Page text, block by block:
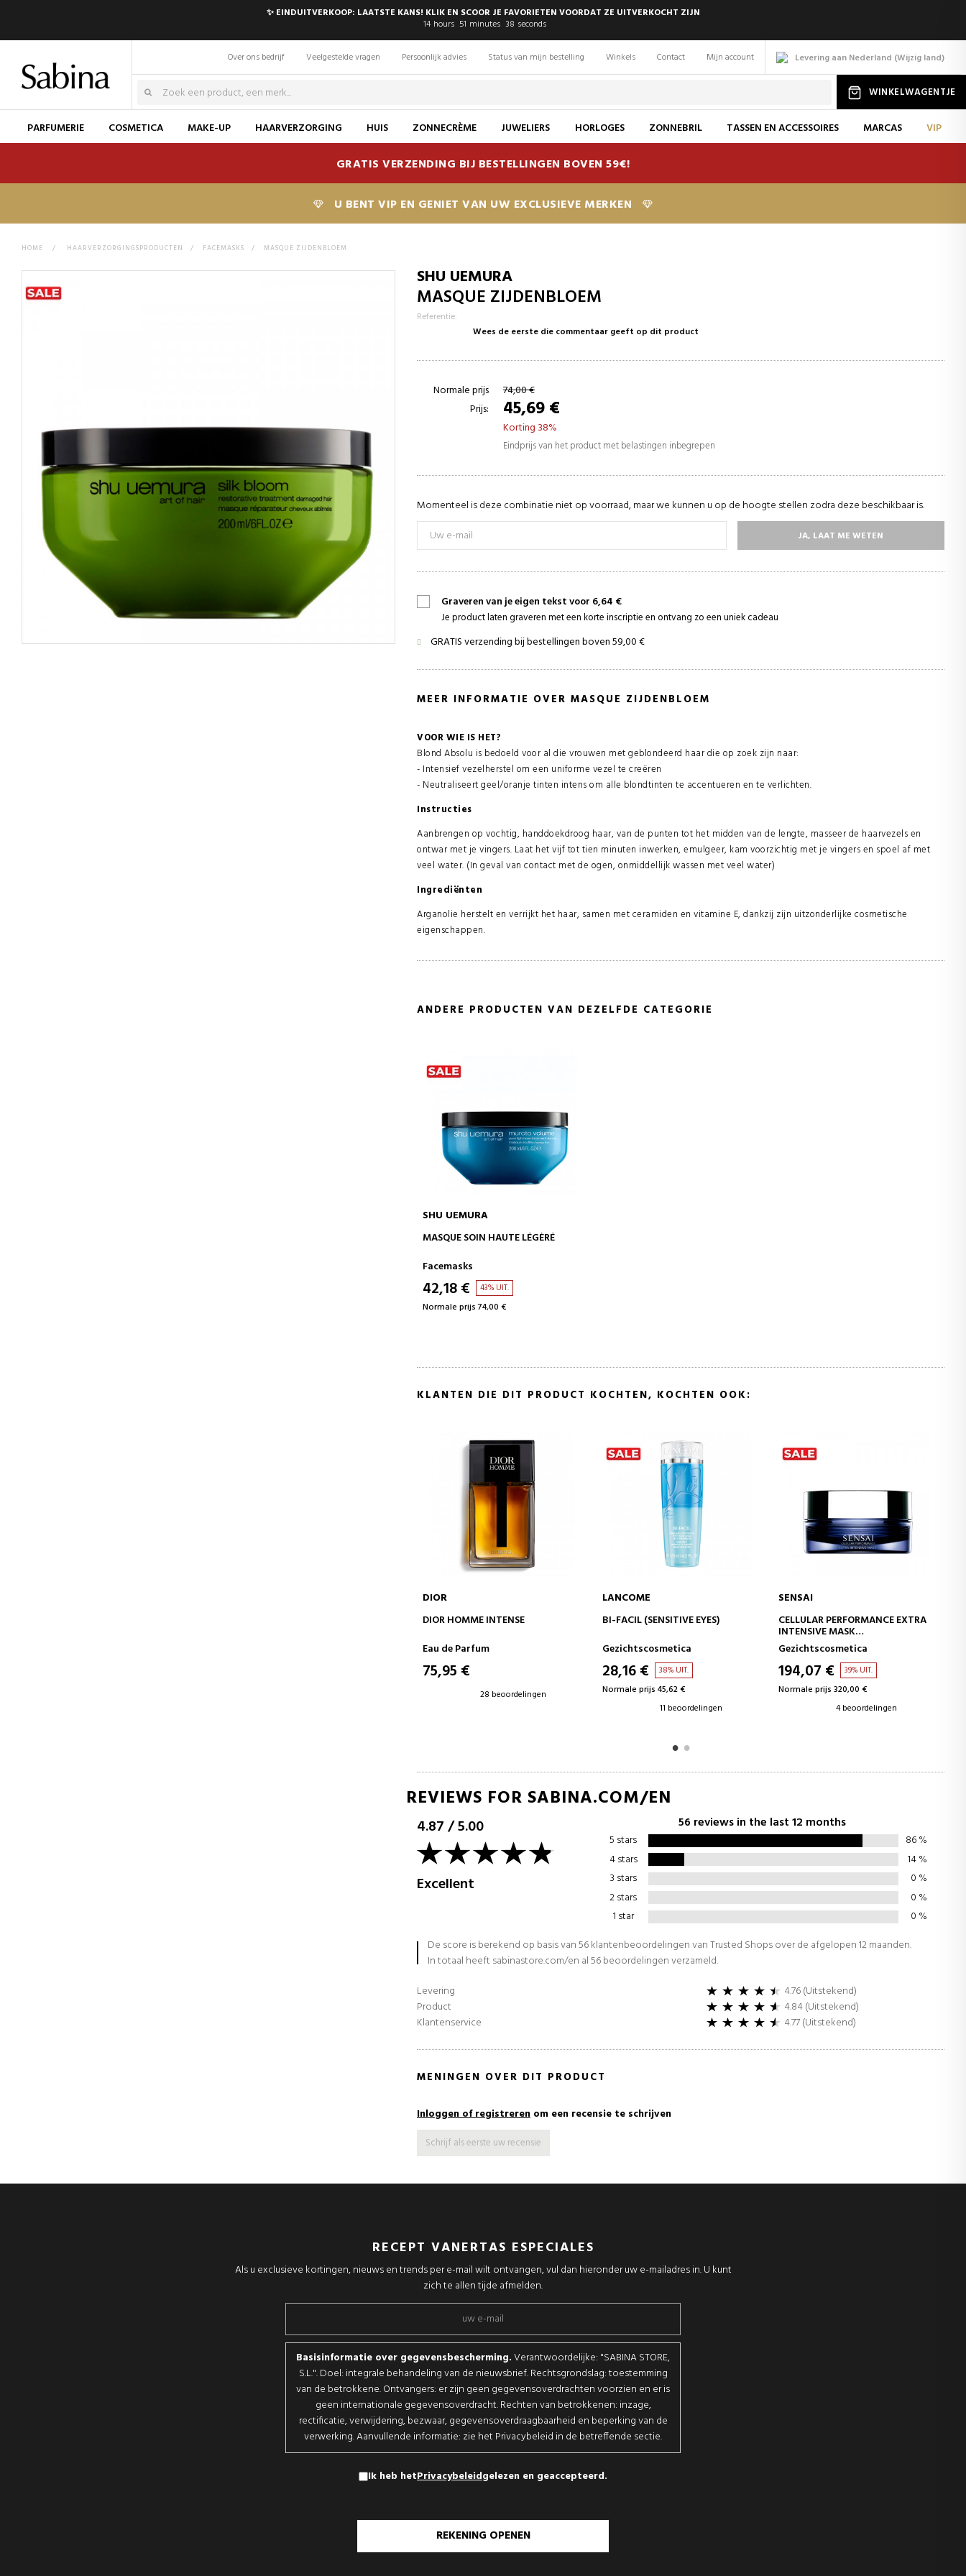
✨ EINDUITVERKOOP: LAATSTE KANS! KLIK EN SCOOR JE FAVORIETEN VOORDAT ZE UITVERKOCHT ZIJN
14 hours 51 minutes 37 seconds
Levering aan Nederland (Wijzig land)
Over ons bedrijf Veelgestelde vragen Persoonlijk advies Status van mijn bestelling Winkels Contact Mijn account
WINKELWAGENTJE
PARFUMERIE COSMETICA MAKE-UP HAARVERZORGING HUIS ZONNECRÈME JUWELIERS HORLOGES ZONNEBRIL TASSEN EN ACCESSOIRES MARCAS VIP
GRATIS VERZENDING BIJ BESTELLINGEN BOVEN 59€!
U BENT VIP EN GENIET VAN UW EXCLUSIEVE MERKEN
HOME > HAARVERZORGINGSPRODUCTEN > FACEMASKS > MASQUE ZIJDENBLOEM
SHU UEMURA
MASQUE ZIJDENBLOEM
Referentie:
Wees de eerste die commentaar geeft op dit product
Normale prijs
74,00 €
Prijs:
45,69 €
Korting 38%
Eindprijs van het product met belastingen inbegrepen
Momenteel is deze combinatie niet op voorraad, maar we kunnen u op de hoogte stellen zodra deze beschikbaar is.
JA, LAAT ME WETEN
Graveren van je eigen tekst voor 6,64 €
Je product laten graveren met een korte inscriptie en ontvang zo een uniek cadeau
GRATIS verzending bij bestellingen boven 59,00 €
MEER INFORMATIE OVER MASQUE ZIJDENBLOEM
VOOR WIE IS HET?
Blond Absolu is bedoeld voor al die vrouwen met geblondeerd haar die op zoek zijn naar:
- Intensief vezelherstel om een uniforme vezel te creëren
- Neutraliseert geel/oranje tinten intens om alle blondtinten te accentueren en te verlichten.
Instructies
Aanbrengen op vochtig, handdoekdroog haar, van de punten tot het midden van de lengte, masseer de haarvezels en
ontwar met je vingers. Laat het vijf tot tien minuten inwerken, emulgeer, kam voorzichtig met je vingers en spoel af met
veel water. (In geval van contact met de ogen, onmiddellijk wassen met veel water)
Ingrediënten
Arganolie herstelt en verrijkt het haar, samen met ceramiden en vitamine E, dankzij zijn uitzonderlijke cosmetische
eigenschappen.
ANDERE PRODUCTEN VAN DEZELFDE CATEGORIE
IN WINKELWAGEN
SHU UEMURA
MASQUE SOIN HAUTE LÉGÈRÉ
Facemasks
42,18 € 43% UIT.
Normale prijs 74,00 €
KLANTEN DIE DIT PRODUCT KOCHTEN, KOCHTEN OOK:
IN WINKELWAGEN
LANCOME
BI-FACIL (SENSITIVE EYES)
Gezichtscosmetica
28,16 €
Normale prijs 45,62 €
IN WINKELWAGEN
SENSAI
CELLULAR PERFORMANCE EXTRA
EXTRA INTENSIEF MASKER
Gezichtscosmetica
194,07 € 39% UIT.
Normale prijs 320,00 €
4 beoordelingen
IN WINKELWAGEN
K18
PROFESSIONAL MOLECULAR
REPAIR MASCARA
Professionele maskers
112,75 € 6% UIT.
Normale prijs 119,95 €
1 beoordelingen
REVIEWS FOR SABINA.COM/EN
4.87/5.00
Excellent
56 reviews in the last 12 months
5 stars 86%
4 stars
14%
3 stars
0 %
2 stars
0 %
1 star
0 %
De score is berekend op basis van 56 klantenbeoordelingen van Trusted Shops over de afgelopen 12 maanden.
In totaal heeft sabinastore.com/en al 56 beoordelingen verzameld.
Levering
4.76 (Uitstekend)
Product
4.84 (Uitstekend)
Klantenservice
4.77 (Uitstekend)
MENINGEN OVER DIT PRODUCT
Inloggen of registreren om een recensie te schrijven
Schrijf als eerste uw recensie
RECEPT VANERTAS ESPECIALES
Als u exclusieve kortingen, nieuws en trends per e-mail wilt ontvangen, vul dan hieronder uw e-mailadres in. U kunt
zich te allen tijde afmelden.
Basisinformatie over gegevensbescherming.Verantwoordelijke: "SABINA STORE,
S.L.". Doel: integrale behandeling van de nieuwsbrief. Rechtsgrondslag: toestemming
van de betrokkene. Ontvangers: er zijn geen gegevensoverdrachten voorzien en er is
geen internationale gegevensoverdracht. Rechten van betrokkenen: inzage,
rectificatie, verwijdering, bezwaar, gegevensoverdraagbaarheid en beperking van de
verwerking. Aanvullende informatie: zie het Privacybeleid in de betreffende sectie.
Ik heb hetPrivacybeleidgelezen en geaccepteerd.
REKENING OPENEN